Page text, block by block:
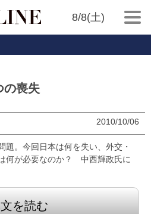
8/8(土)
の喪失
2010/10/06
題。今回日本は何を失い、外交・
何が必要なのか？ 中西輝政氏に
を読む